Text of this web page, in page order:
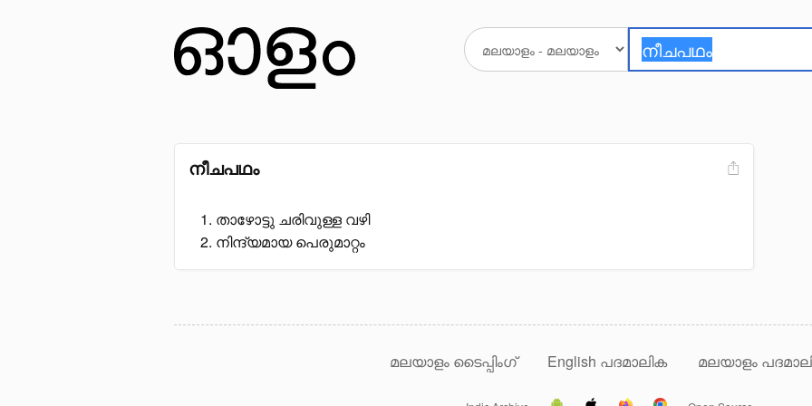
നീചപഥം
താഴോട്ടു ചരിവുള്ള വഴി
നിന്ദ്യമായ പെരുമാറ്റം
മലയാളം ടൈപ്പിംഗ് English പദമാലിക മലയാളം